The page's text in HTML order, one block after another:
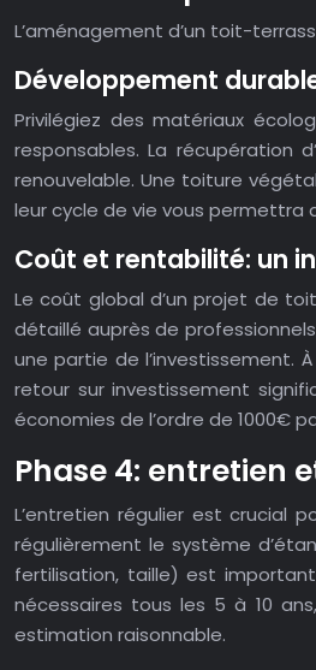
L’aménagement d’un toit-
Développement
Privilégiez des matériaux
responsables. La récupération
renouvelable. Une toiture
leur cycle de vie vous permettra
Coût et rentabilité: un
Le coût global d’un projet de
détaillé auprès de
une partie de l’investissement.
retour sur investissement
économies de l’ordre de 1000€
Phase 4: entretien
L’entretien régulier est crucial
régulièrement le système
fertilisation, taille) est
nécessaires tous les 5 à 10
estimation raisonnable.